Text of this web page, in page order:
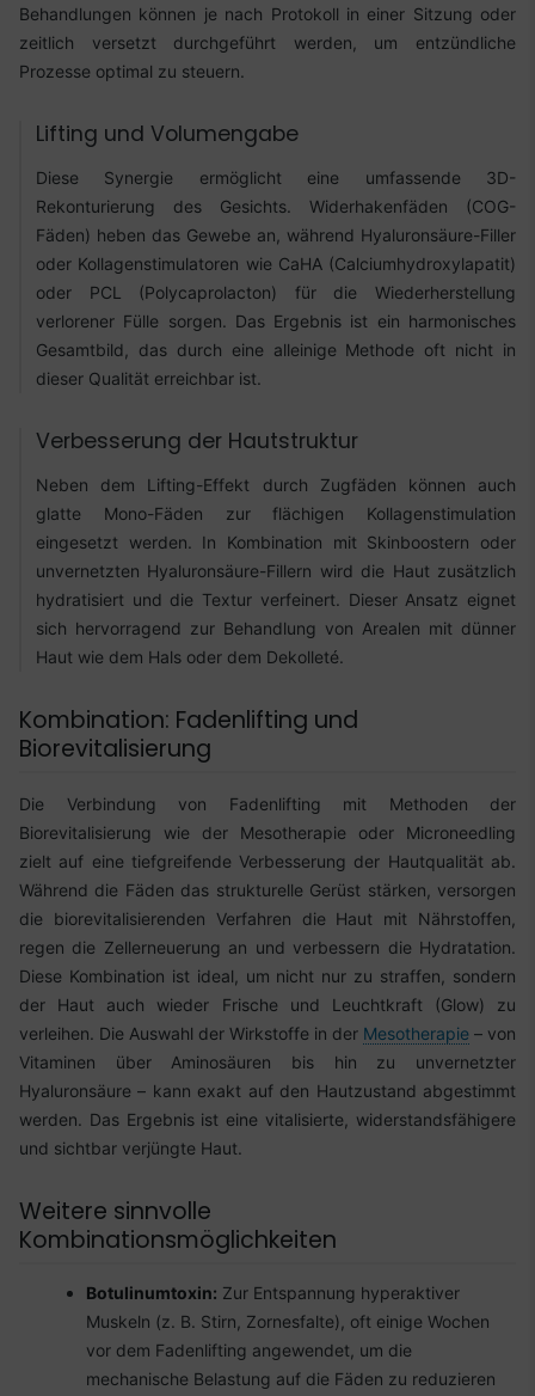
Behandlungen können je nach Protokoll in einer Sitzung oder
zeitlich versetzt durchgeführt werden, um entzündliche
Prozesse optimal zu steuern.
Lifting und Volumengabe
Diese Synergie ermöglicht eine umfassende 3D-
Rekonturierung des Gesichts. Widerhakenfäden (COG-
Fäden) heben das Gewebe an, während Hyaluronsäure-Filler
oder Kollagenstimulatoren wie CaHA (Calciumhydroxylapatit)
oder PCL (Polycaprolacton) für die Wiederherstellung
verlorener Fülle sorgen. Das Ergebnis ist ein harmonisches
Gesamtbild, das durch eine alleinige Methode oft nicht in
dieser Qualität erreichbar ist.
Verbesserung der Hautstruktur
Neben dem Lifting-Effekt durch Zugfäden können auch
glatte Mono-Fäden zur flächigen Kollagenstimulation
eingesetzt werden. In Kombination mit Skinboostern oder
unvernetzten Hyaluronsäure-Fillern wird die Haut zusätzlich
hydratisiert und die Textur verfeinert. Dieser Ansatz eignet
sich hervorragend zur Behandlung von Arealen mit dünner
Haut wie dem Hals oder dem Dekolleté.
Kombination: Fadenlifting und
Biorevitalisierung
Die Verbindung von Fadenlifting mit Methoden der
Biorevitalisierung wie der Mesotherapie oder Microneedling
zielt auf eine tiefgreifende Verbesserung der Hautqualität ab.
Während die Fäden das strukturelle Gerüst stärken, versorgen
die biorevitalisierenden Verfahren die Haut mit Nährstoffen,
regen die Zellerneuerung an und verbessern die Hydratation.
Diese Kombination ist ideal, um nicht nur zu straffen, sondern
der Haut auch wieder Frische und Leuchtkraft (Glow) zu
verleihen. Die Auswahl der Wirkstoffe in der Mesotherapie – von
Vitaminen über Aminosäuren bis hin zu unvernetzter
Hyaluronsäure – kann exakt auf den Hautzustand abgestimmt
werden. Das Ergebnis ist eine vitalisierte, widerstandsfähigere
und sichtbar verjüngte Haut.
Weitere sinnvolle
Kombinationsmöglichkeiten
Botulinumtoxin: Zur Entspannung hyperaktiver
Muskeln (z. B. Stirn, Zornesfalte), oft einige Wochen
vor dem Fadenlifting angewendet, um die
mechanische Belastung auf die Fäden zu reduzieren